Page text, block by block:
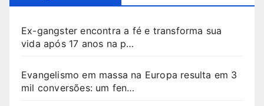
Ex-gangster encontra a fé e transforma sua
vida após 17 anos na p…
Evangelismo em massa na Europa resulta em 3
mil conversões: um fen…